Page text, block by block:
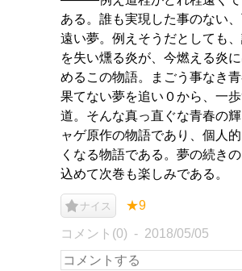
ある。誰も実現した事のない
遠い夢。例えそうだとしても
を失い燻る炎が、今燃える炎
めるこの物語。まごう事なき青
果てない夢を追い０から、一
道。そんな真っ直ぐな青春の
ャゲ原作の物語であり、個人
くなる物語である。夢の続き
込めて次巻も楽しみである。
ナイス ★9
コメント(0) 2018/05/05